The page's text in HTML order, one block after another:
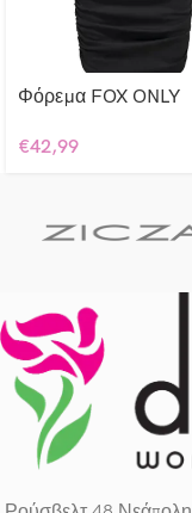
Φόρεμα FOX ONLY
€42,99